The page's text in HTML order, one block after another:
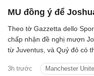
MU đồng ý để
3h trước Manchester
Theo tờ Gazzetta dello
chấp nhận đề nghị mượn
từ Juventus, và Quỷ đỏ có
2026.